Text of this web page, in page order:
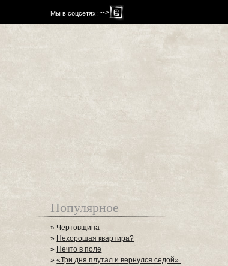
Мы в соцсетях: -->
Популярное
» Чертовщина
» Нехорошая квартира?
» Нечто в поле
»«Три дня плутал и вернулся седой».